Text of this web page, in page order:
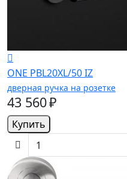
ONE PBL20XL/50 IZ
дверная ручка на розетке
43 560 ₽
Купить